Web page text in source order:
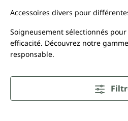
Accessoires divers pour
Soigneusement sélectionnés
efficacité. Découvrez notre
responsable.